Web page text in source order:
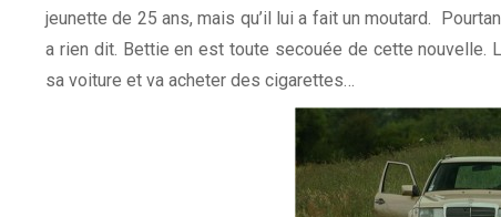
jeunette de 25 ans, mais qu’il lui a fait un moutard.
a rien dit. Bettie en est toute secouée de cette nouvelle.
sa voiture et va acheter des cigarettes…